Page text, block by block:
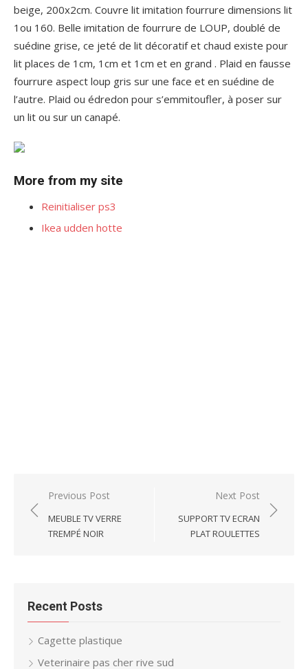
beige, 200x2cm. Couvre lit imitation fourrure dimensions lit
1ou 160. Belle imitation de fourrure de LOUP, doublé de
suédine grise, ce jeté de lit décoratif et chaud existe pour
lit places de 1cm, 1cm et 1cm et en grand . Plaid en fausse
fourrure aspect loup gris sur une face et en suédine de
l’autre. Plaid ou édredon pour s’emmitoufler, à poser sur
un lit ou sur un canapé.
More from my site
Reinitialiser ps3
Ikea udden hotte
Post
navigation
Previous Post
MEUBLE TV VERRE
TREMPÉ NOIR
Next Post
SUPPORT TV ECRAN
PLAT ROULETTES
Recent Posts
Cagette plastique
Veterinaire pas cher rive sud